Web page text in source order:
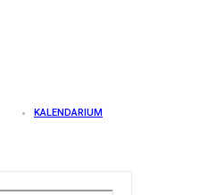
KALENDARIUM